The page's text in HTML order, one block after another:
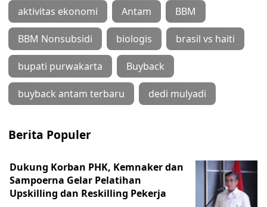
aktivitas ekonomi Antam BBM
BBM Nonsubsidi biologis brasil vs haiti
bupati purwakarta Buyback
buyback antam terbaru dedi mulyadi
Berita Populer
Dukung Korban PHK, Kemnaker dan
Sampoerna Gelar Pelatihan
Upskilling dan Reskilling Pekerja